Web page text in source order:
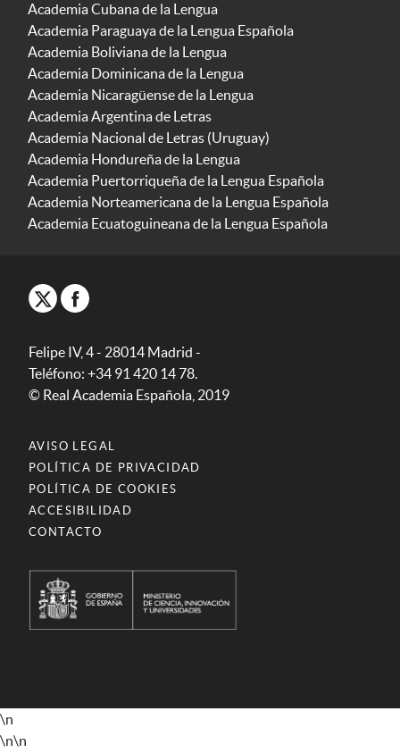
Academia Cubana de la Lengua
Academia Paraguaya de la Lengua Española
Academia Boliviana de la Lengua
Academia Dominicana de la Lengua
Academia Nicaragüense de la Lengua
Academia Argentina de Letras
Academia Nacional de Letras (Uruguay)
Academia Hondureña de la Lengua
Academia Puertorriqueña de la Lengua Española
Academia Norteamericana de la Lengua Española
Academia Ecuatoguineana de la Lengua Española
Felipe IV, 4 - 28014 Madrid -
Teléfono: +34 91 420 14 78.
© Real Academia Española, 2019
AVISO LEGAL
POLÍTICA DE PRIVACIDAD
POLÍTICA DE COOKIES
ACCESIBILIDAD
CONTACTO
\n
\n\n